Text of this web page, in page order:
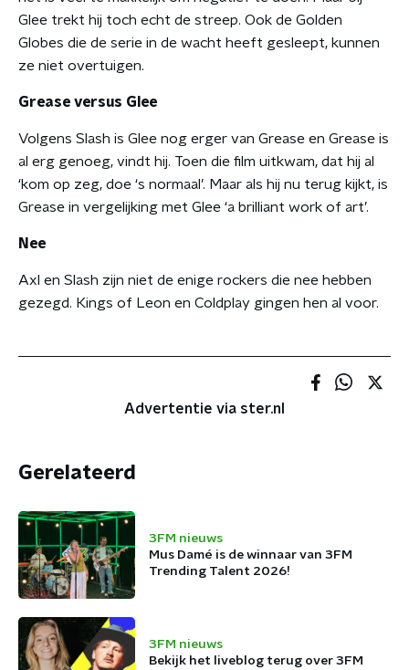
Glee trekt hij toch echt de streep. Ook de Golden
Globes die de serie in de wacht heeft gesleept, kunnen
ze niet overtuigen.
Grease versus Glee
Volgens Slash is Glee nog erger van Grease en Grease is
al erg genoeg, vindt hij. Toen die film uitkwam, dat hij al
‘kom op zeg, doe ‘s normaal’. Maar als hij nu terug kijkt, is
Grease in vergelijking met Glee ‘a brilliant work of art’.
Nee
Axl en Slash zijn niet de enige rockers die nee hebben
gezegd. Kings of Leon en Coldplay gingen hen al voor.
Advertentie via ster.nl
Gerelateerd
3FM nieuws
Mus Damé is de winnaar van 3FM
Trending Talent 2026!
3FM nieuws
Bekijk het liveblog terug over 3FM